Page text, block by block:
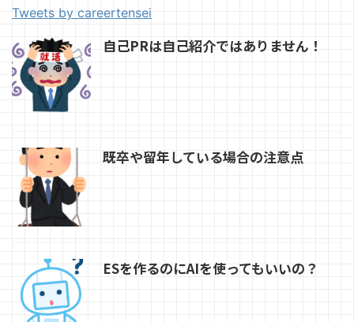
Tweets by careertensei
自己PRは自己紹介ではありません！
既卒や留年している場合の注意点
ESを作るのにAIを使ってもいいの？